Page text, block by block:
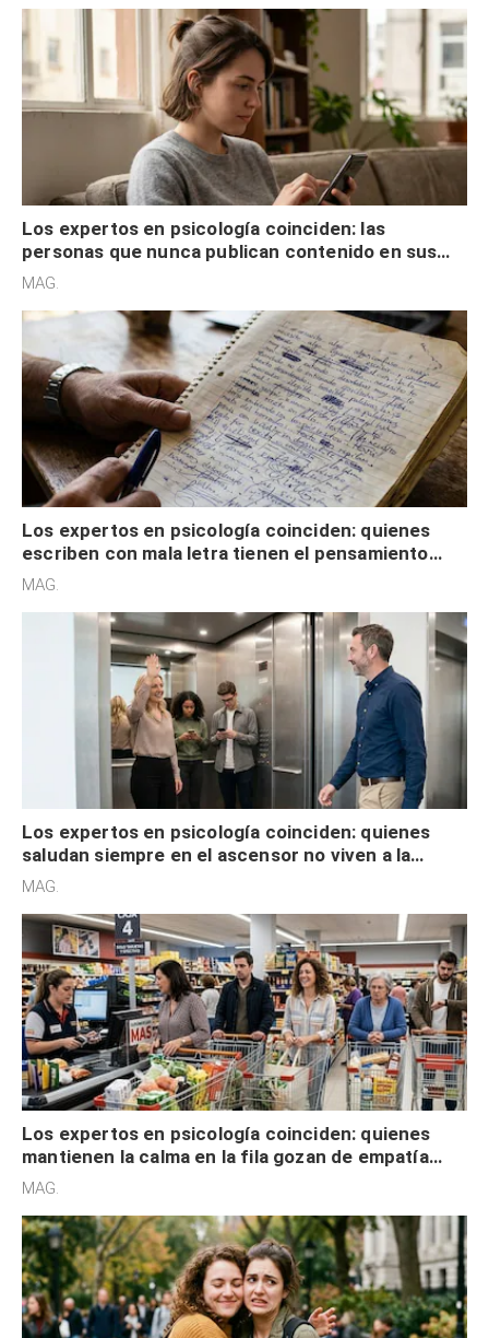
Los expertos en psicología coinciden: las
personas que nunca publican contenido en sus
redes sociales no pretenden buscar validación
MAG.
Los expertos en psicología coinciden: quienes
escriben con mala letra tienen el pensamiento
acelerado y no lo hacen por desinterés
MAG.
Los expertos en psicología coinciden: quienes
saludan siempre en el ascensor no viven a la
defensiva y tienen apertura social
MAG.
Los expertos en psicología coinciden: quienes
mantienen la calma en la fila gozan de empatía
cognitiva, gratitud y no solo tienen autocontrol
MAG.